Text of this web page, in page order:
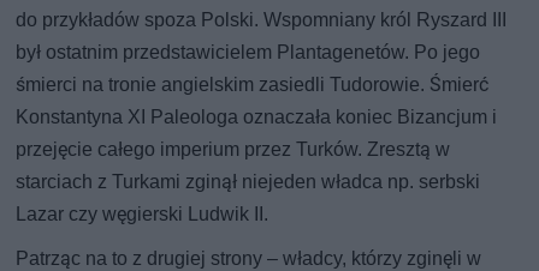
do przykładów spoza Polski. Wspomniany król Ryszard III
był ostatnim przedstawicielem Plantagenetów. Po jego
śmierci na tronie angielskim zasiedli Tudorowie. Śmierć
Konstantyna XI Paleologa oznaczała koniec Bizancjum i
przejęcie całego imperium przez Turków. Zresztą w
starciach z Turkami zginął niejeden władca np. serbski
Lazar czy węgierski Ludwik II.
Patrząc na to z drugiej strony – władcy, którzy zginęli w